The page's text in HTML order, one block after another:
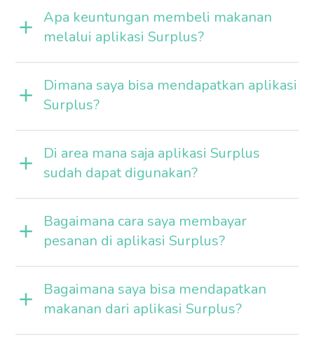
Apa keuntungan membeli makanan
melalui aplikasi Surplus?
Dimana saya bisa mendapatkan aplikasi
Surplus?
Di area mana saja aplikasi Surplus
sudah dapat digunakan?
Bagaimana cara saya membayar
pesanan di aplikasi Surplus?
Bagaimana saya bisa mendapatkan
makanan dari aplikasi Surplus?